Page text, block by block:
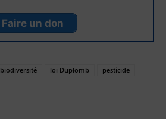
Faire un don
biodiversité loi Duplomb
pesticide